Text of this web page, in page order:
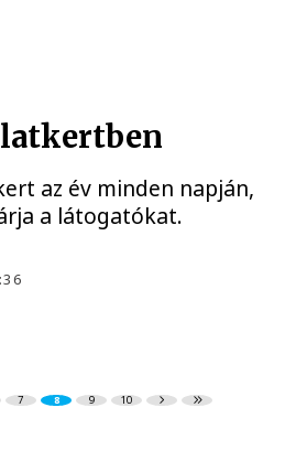
az év minden napján,
a látogatókat.
7 8 9 10